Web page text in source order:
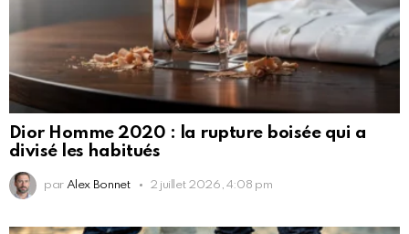
Dior Homme 2020 : la rupture boisée qui a
divisé les habitués
par Alex Bonnet 2 juillet 2026, 4:08 pm